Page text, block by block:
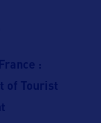
:
of Tourist